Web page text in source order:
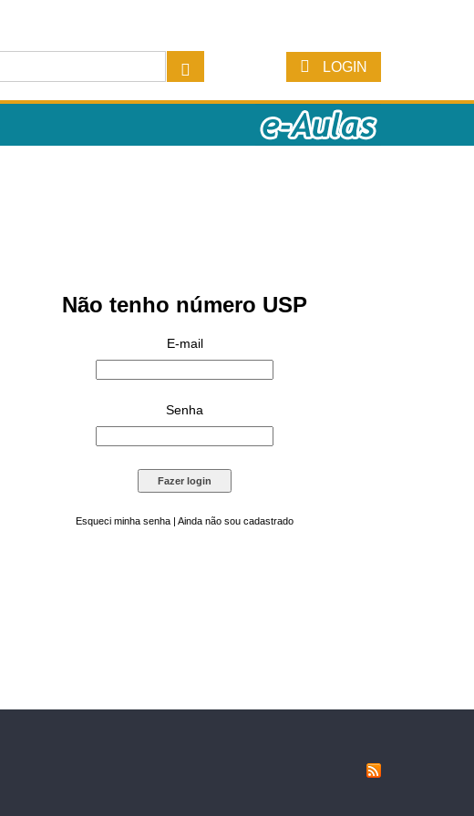
LOGIN
Não tenho número USP
E-mail
Senha
Esqueci minha senha | Ainda não sou cadastrado